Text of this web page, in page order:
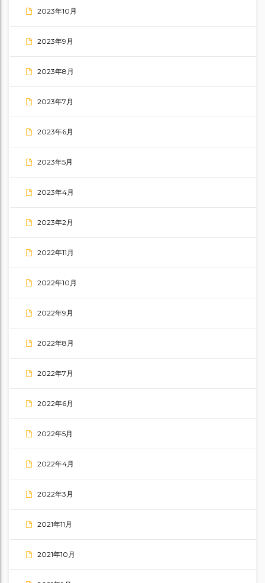
2023年10月
2023年9月
2023年8月
2023年7月
2023年6月
2023年5月
2023年4月
2023年2月
2022年11月
2022年10月
2022年9月
2022年8月
2022年7月
2022年6月
2022年5月
2022年4月
2022年3月
2021年11月
2021年10月